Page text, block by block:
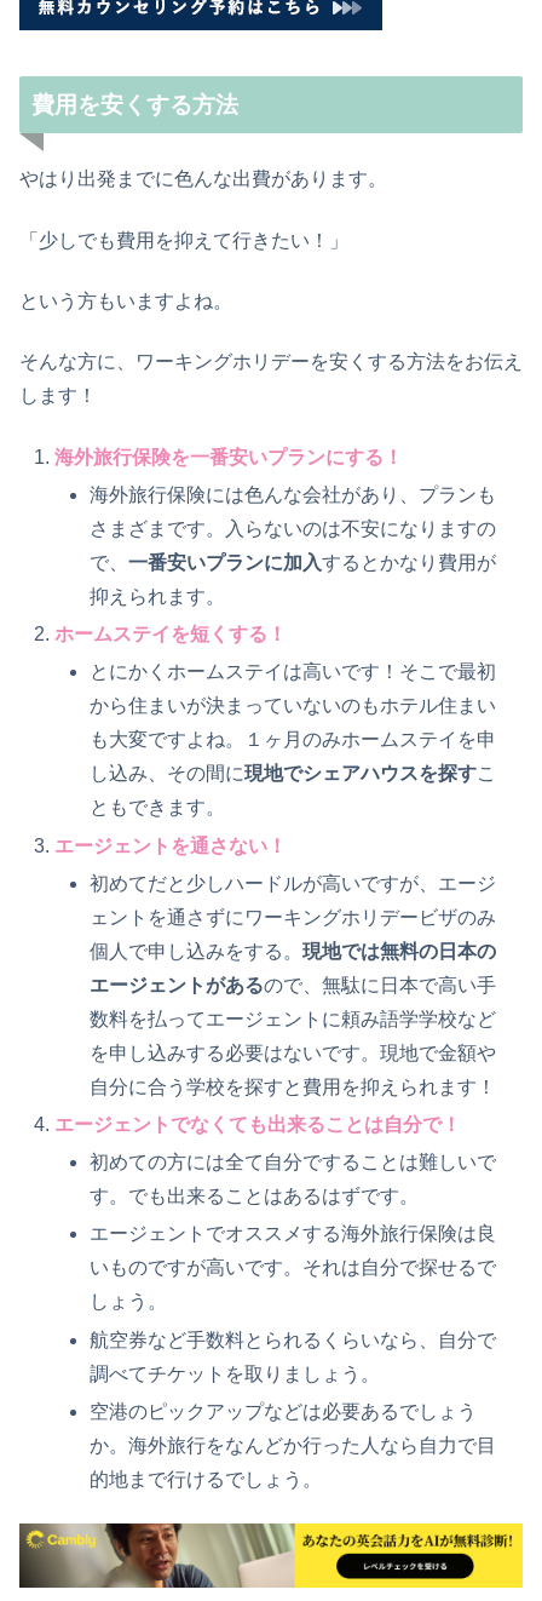
費用を安くする方法
やはり出発までに色んな出費があります。
「少しでも費用を抑えて行きたい！」
という方もいますよね。
そんな方に、ワーキングホリデーを安くする方法をお伝え
します！
海外旅行保険を一番安いプランにする！
海外旅行保険には色んな会社があり、プランも
さまざまです。入らないのは不安になりますの
で、一番安いプランに加入するとかなり費用が
抑えられます。
ホームステイを短くする！
とにかくホームステイは高いです！そこで最初
から住まいが決まっていないのもホテル住まい
も大変ですよね。１ヶ月のみホームステイを申
し込み、その間に現地でシェアハウスを探すこ
ともできます。
エージェントを通さない！
初めてだと少しハードルが高いですが、エージ
ェントを通さずにワーキングホリデービザのみ
個人で申し込みをする。現地では無料の日本の
エージェントがあるので、無駄に日本で高い手
数料を払ってエージェントに頼み語学学校など
を申し込みする必要はないです。現地で金額や
自分に合う学校を探すと費用を抑えられます！
エージェントでなくても出来ることは自分で！
初めての方には全て自分ですることは難しいで
す。でも出来ることはあるはずです。
エージェントでオススメする海外旅行保険は良
いものですが高いです。それは自分で探せるで
しょう。
航空券など手数料とられるくらいなら、自分で
調べてチケットを取りましょう。
空港のピックアップなどは必要あるでしょう
か。海外旅行をなんどか行った人なら自力で目
的地まで行けるでしょう。